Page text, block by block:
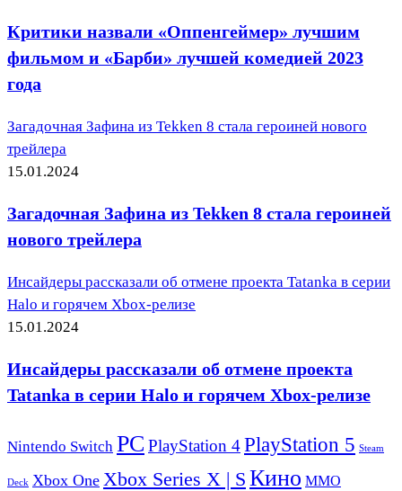
Критики назвали «Оппенгеймер» лучшим
фильмом и «Барби» лучшей комедией 2023
года
Загадочная Зафина из Tekken 8 стала героиней нового
трейлера
15.01.2024
Загадочная Зафина из Tekken 8 стала героиней
нового трейлера
Инсайдеры рассказали об отмене проекта Tatanka в серии
Halo и горячем Xbox-релизе
15.01.2024
Инсайдеры рассказали об отмене проекта
Tatanka в серии Halo и горячем Xbox-релизе
Nintendo Switch PC PlayStation 4PlayStation 5 Steam
Deck Xbox One Xbox Series X | S Кино ММО